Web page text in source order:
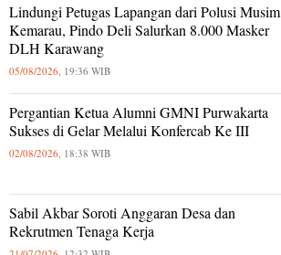
Lindungi Petugas Lapangan dari Polusi Musim
Kemarau, Pindo Deli Salurkan 8.000 Masker
DLH Karawang
05/08/2026, 19:36 WIB
Pergantian Ketua Alumni GMNI Purwakarta
Sukses di Gelar Melalui Konfercab Ke III
02/08/2026, 18:38 WIB
Sabil Akbar Soroti Anggaran Desa dan
Rekrutmen Tenaga Kerja